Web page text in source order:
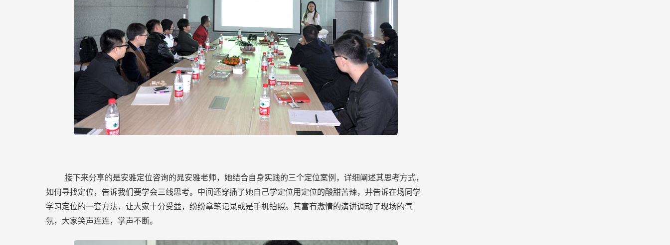
接下来分享的是安雅定位咨询的晁安雅老师，她结合自身实践的三个定位案例，详细阐述其思考方式，
如何寻找定位，告诉我们要学会三线思考。中间还穿插了她自己学定位用定位的酸甜苦辣，并告诉在场同学
学习定位的一套方法，让大家十分受益，纷纷拿笔记录或是手机拍照。其富有激情的演讲调动了现场的气
氛，大家笑声连连，掌声不断。